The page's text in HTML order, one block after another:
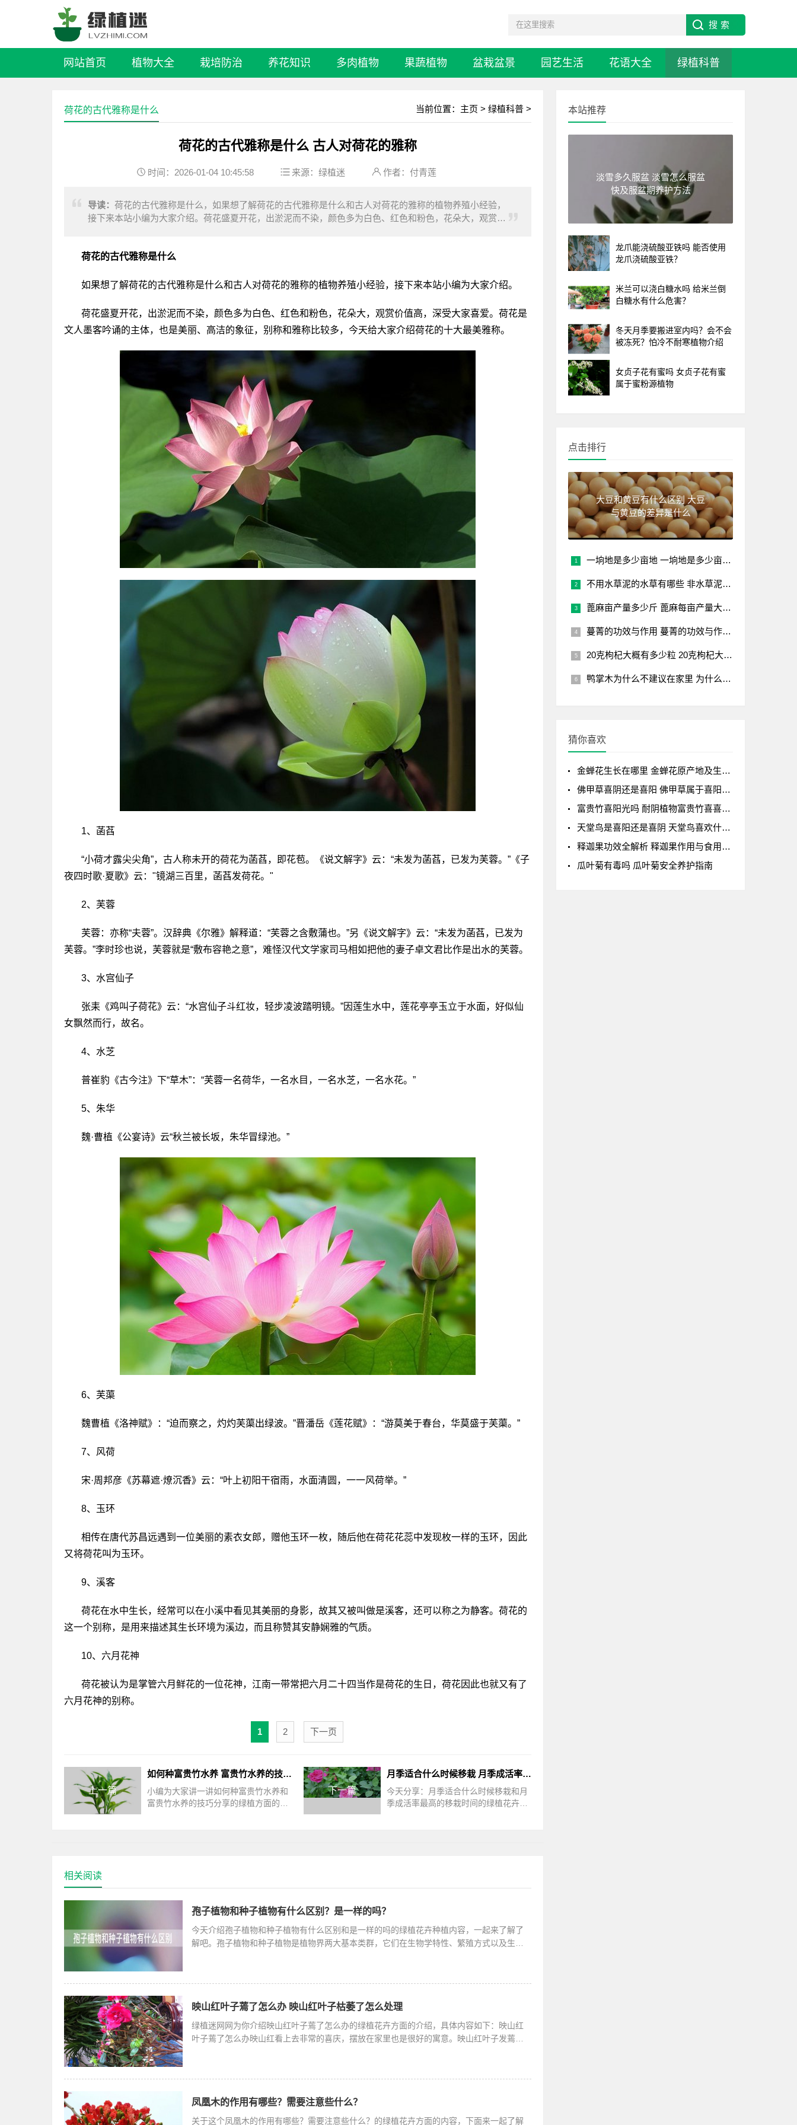
网站首页 植物大全 栽培防治 养花知识 多肉植物 果蔬植物 盆栽盆景 园艺生活 花语大全 绿植科普
当前位置： 主页 > 绿植科普 >
荷花的古代雅称是什么
荷花的古代雅称是什么 古人对荷花的雅称
时间：2026-01-04 10:45:58 来源： 绿植迷 作者：付青莲
导读： 荷花的古代雅称是什么，如果想了解荷花的古代雅称是什么和古人对荷花的雅称的植物养殖小经验，
接下来本站小编为大家介绍。荷花盛夏开花，出淤泥而不染，颜色多为白色、红色和粉色，花朵大，观赏价
荷花的古代雅称是什么
如果想了解荷花的古代雅称是什么和古人对荷花的雅称的植物养殖小经验，接下来本站小编为大家介绍。
荷花盛夏开花，出淤泥而不染，颜色多为白色、红色和粉色，花朵大，观赏价值高，深受大家喜爱。荷花是
文人墨客吟诵的主体，也是美丽、高洁的象征，别称和雅称比较多，今天给大家介绍荷花的十大最美雅称。
1、菡萏
“小荷才露尖尖角”，古人称未开的荷花为菡萏，即花苞。《说文解字》云：“未发为菡萏，已发为芙蓉。”《子
夜四时歌·夏歌》云："镜湖三百里，菡萏发荷花。"
2、芙蓉
芙蓉：亦称“夫蓉”。汉辞典《尔雅》解释道：“芙蓉之含敷蒲也。”另《说文解字》云：“未发为菡萏，已发为
芙蓉。”李时珍也说，芙蓉就是“敷布容艳之意”，难怪汉代文学家司马相如把他的妻子卓文君比作是出水的芙蓉。
3、水宫仙子
张耒《鸡叫子荷花》云：“水宫仙子斗红妆，轻步凌波踏明镜。”因莲生水中，莲花亭亭玉立于水面，好似仙
女飘然而行，故名。
4、水芝
普崔豹《古今注》下“草木”：“芙蓉一名荷华，一名水目，一名水芝，一名水花。”
5、朱华
魏·曹植《公宴诗》云“秋兰被长坂，朱华冒绿池。”
6、芙蕖
魏曹植《洛神赋》：“迫而察之，灼灼芙蕖出绿波。”晋潘岳《莲花赋》：“游莫美于春台，华莫盛于芙蕖。”
7、风荷
宋·周邦彦《苏幕遮·燎沉香》云：“叶上初阳干宿雨，水面清圆，一一风荷举。”
8、玉环
相传在唐代苏昌远遇到一位美丽的素衣女郎，赠他玉环一枚，随后他在荷花花蕊中发现枚一样的玉环，因此
又将荷花叫为玉环。
9、溪客
荷花在水中生长，经常可以在小溪中看见其美丽的身影，故其又被叫做是溪客，还可以称之为静客。荷花的
这一个别称，是用来描述其生长环境为溪边，而且称赞其安静娴雅的气质。
10、六月花神
荷花被认为是掌管六月鲜花的一位花神，江南一带常把六月二十四当作是荷花的生日，荷花因此也就又有了
六月花神的别称。
1 2 下一页
上一篇
如何种富贵竹水养 富贵竹水养的技巧分享
小编为大家讲一讲如何种富贵竹水养和
富贵竹水养的技巧分享的绿植方面的相
下一篇
月季适合什么时候移栽 月季成活率最高的移栽时间
今天分享：月季适合什么时候移栽和月
季成活率最高的移栽时间的绿植花卉的
相关阅读
孢子植物和种子植物有什么区别？是一样的吗？
今天介绍孢子植物和种子植物有什么区别和是一样的吗的绿植花卉种植内容，一起来了解了
解吧。孢子植物和种子植物是植物界两大基本类群，它们在生物学特性、繁殖方式以及生态
映山红叶子蔫了怎么办 映山红叶子枯萎了怎么处理
绿植迷网网为你介绍映山红叶子蔫了怎么办的绿植花卉方面的介绍，具体内容如下：映山红
叶子蔫了怎么办映山红看上去非常的喜庆，摆放在家里也是很好的寓意。映山红叶子发蔫是
凤凰木的作用有哪些？需要注意些什么？
关于这个凤凰木的作用有哪些？需要注意些什么？的绿植花卉方面的内容，下面来一起了解
本站推荐
淡雪多久服盆 淡雪怎么服盆
快及服盆期养护方法
龙爪能浇硫酸亚铁吗 能否使用
龙爪浇硫酸亚铁？
米兰可以浇白糖水吗 给米兰倒
白糖水有什么危害？
冬天月季要搬进室内吗？会不会
被冻死？怕冷不耐寒植物介绍
女贞子花有蜜吗 女贞子花有蜜
属于蜜粉源植物
点击排行
大豆和黄豆有什么区别 大豆
与黄豆的差异是什么
一垧地是多少亩地 一垧地是多少亩？ 一块地有多少亩？
不用水草泥的水草有哪些 非水草泥水草种类
蓖麻亩产量多少斤 蓖麻每亩产量大约多少斤？
蔓菁的功效与作用 蔓菁的功效与作用及食用方法
20克枸杞大概有多少粒 20克枸杞大约含多少颗？
鸭掌木为什么不建议在家里 为什么家庭环境不适宜种植鸭掌木？
猜你喜欢
金蝉花生长在哪里 金蝉花原产地及生长环境及条
佛甲草喜阴还是喜阳 佛甲草属于喜阳的不喜水植
富贵竹喜阳光吗 耐阴植物富贵竹喜喜闪射光
天堂鸟是喜阳还是喜阴 天堂鸟喜欢什么样的生长
释迦果功效全解析 释迦果作用与食用价值
瓜叶菊有毒吗 瓜叶菊安全养护指南